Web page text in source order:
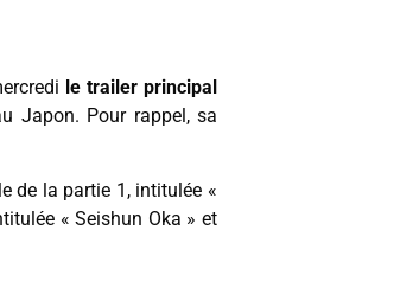
le trailer principal
Japon. Pour rappel, sa
de la partie 1, intitulée «
« Seishun Oka » et